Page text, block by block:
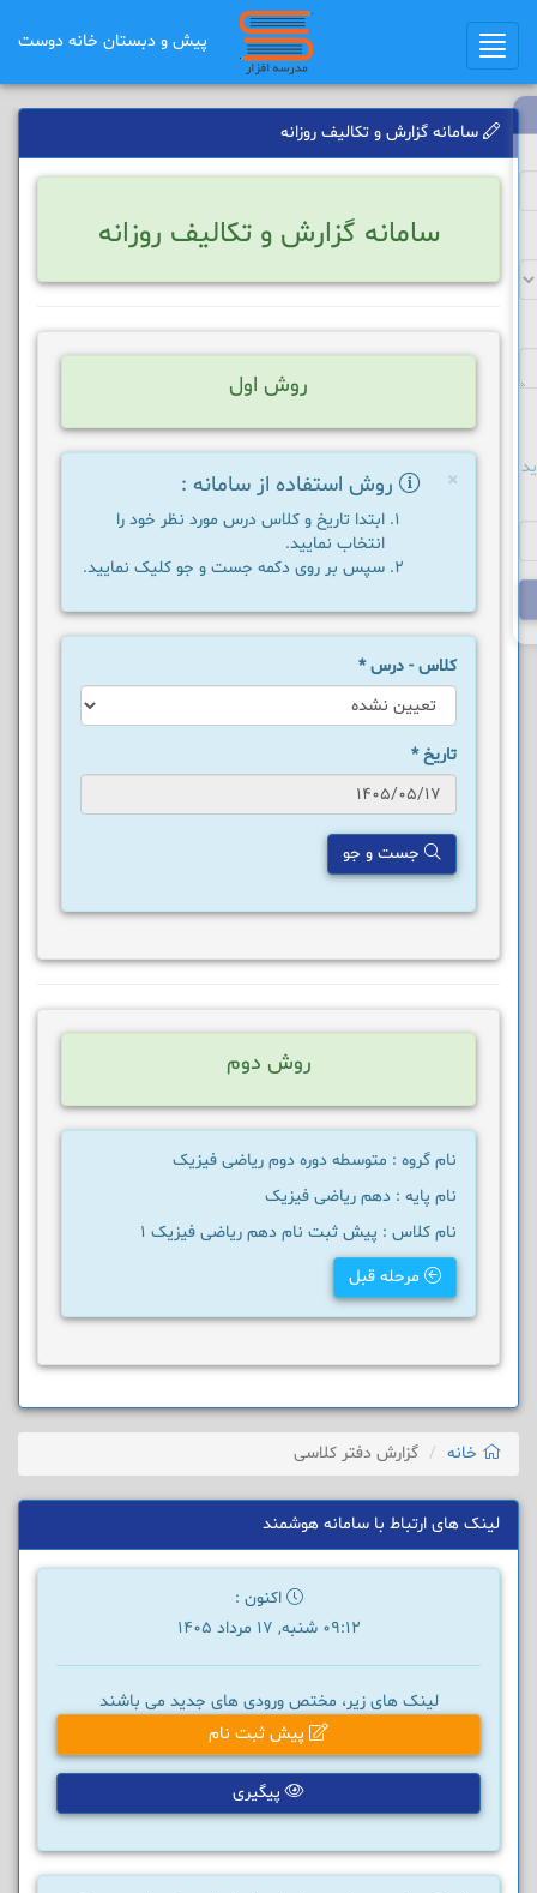
Toggle
navigation
پیش و دبستان خانه دوست
سامانه گزارش و تکالیف روزانه
سامانه گزارش و تکالیف روزانه
روش اول
× روش استفاده از سامانه :
ابتدا تاریخ و کلاس درس مورد نظر خود را
انتخاب نمایید.
سپس بر روی دکمه جست و جو کلیک نمایید.
کلاس - درس*
تاریخ*
جست و جو
روش دوم
نام گروه : متوسطه دوره دوم ریاضی فیزیک
نام پایه : دهم ریاضی فیزیک
نام کلاس : پیش ثبت نام دهم ریاضی فیزیک 1
مرحله قبل
خانه گزارش دفتر کلاسی
لینک های ارتباط با سامانه هوشمند
اکنون :
09:12 شنبه, 17 مرداد 1405
لینک های زیر، مختص ورودی های جدید می باشند
پیش ثبت نام
پیگیری